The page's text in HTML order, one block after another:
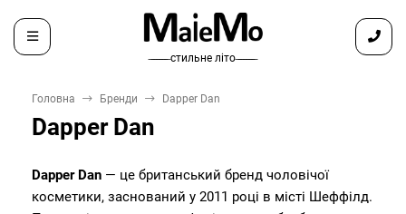
̶ ̶ ̶ ̶ ̶ ̶ ̶ стильне літо ̶ ̶ ̶ ̶ ̶ ̶ ̶
Головна Бренди Dapper Dan
Dapper Dan
Dapper Dan — це британський бренд чоловічої
косметики, заснований у 2011 році в місті Шеффілд.